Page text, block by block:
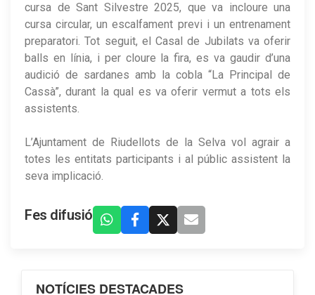
cursa de Sant Silvestre 2025, que va incloure una
cursa circular, un escalfament previ i un entrenament
preparatori. Tot seguit, el Casal de Jubilats va oferir
balls en línia, i per cloure la fira, es va gaudir d’una
audició de sardanes amb la cobla “La Principal de
Cassà”, durant la qual es va oferir vermut a tots els
assistents.
L’Ajuntament de Riudellots de la Selva vol agrair a
totes les entitats participants i al públic assistent la
seva implicació.
Fes difusió
NOTÍCIES DESTACADES